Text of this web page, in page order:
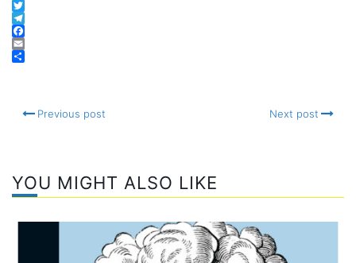
WhatsApp
Twitter
Telegram
Facebook
Email
Previous post Next post
YOU MIGHT ALSO LIKE